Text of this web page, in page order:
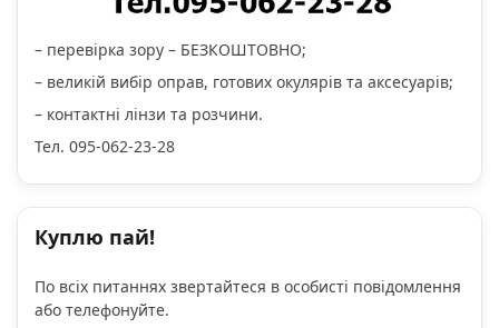
– перевірка зору – БЕЗКОШТОВНО;
– великій вибір оправ, готових окулярів та аксесуарів;
– контактні лінзи та розчини.
Тел. 095-062-23-28
Куплю пай!
По всіх питаннях звертайтеся в особисті повідомлення
або телефонуйте.